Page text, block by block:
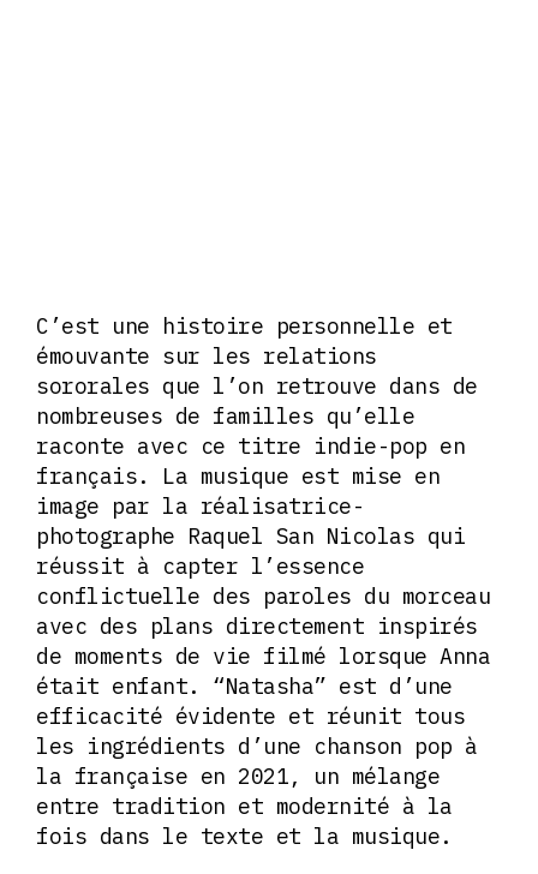
C’est une histoire personnelle et
émouvante sur les relations
sororales que l’on retrouve dans de
nombreuses de familles qu’elle
raconte avec ce titre indie-pop en
français. La musique est mise en
image par la réalisatrice-
photographe Raquel San Nicolas qui
réussit à capter l’essence
conflictuelle des paroles du morceau
avec des plans directement inspirés
de moments de vie filmé lorsque Anna
était enfant. “Natasha” est d’une
efficacité évidente et réunit tous
les ingrédients d’une chanson pop à
la française en 2021, un mélange
entre tradition et modernité à la
fois dans le texte et la musique.